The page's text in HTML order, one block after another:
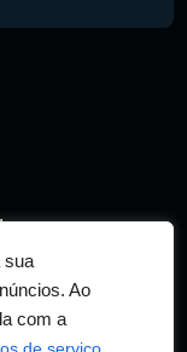
sua
Ao
com a